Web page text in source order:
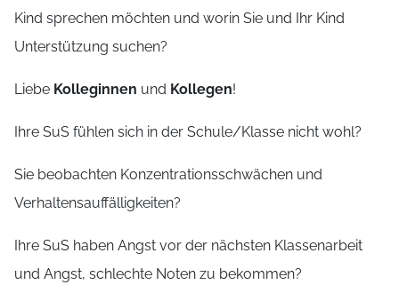
Kind sprechen möchten und worin Sie und Ihr Kind
Unterstützung suchen?
Liebe Kolleginnen und Kollegen!
Ihre SuS fühlen sich in der Schule/Klasse nicht wohl?
Sie beobachten Konzentrationsschwächen und
Verhaltensauffälligkeiten?
Ihre SuS haben Angst vor der nächsten Klassenarbeit
und Angst, schlechte Noten zu bekommen?